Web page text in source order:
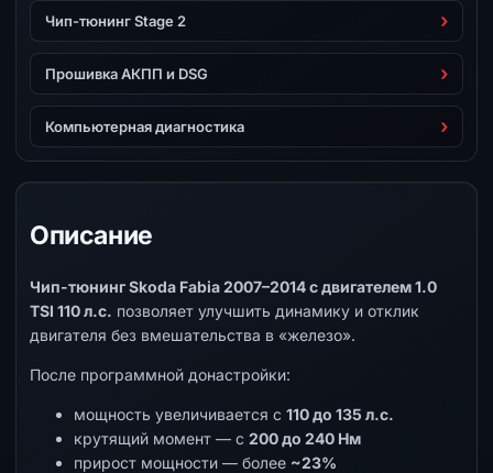
Чип-тюнинг Stage 2
Прошивка АКПП и DSG
Компьютерная диагностика
Описание
Чип-тюнинг Skoda Fabia 2007–2014 с двигателем 1.0
TSI 110 л.с. позволяет улучшить динамику и отклик
двигателя без вмешательства в «железо».
После программной донастройки:
мощность увеличивается с 110 до 135 л.с.
крутящий момент — с 200 до 240 Нм
прирост мощности — более ~23%